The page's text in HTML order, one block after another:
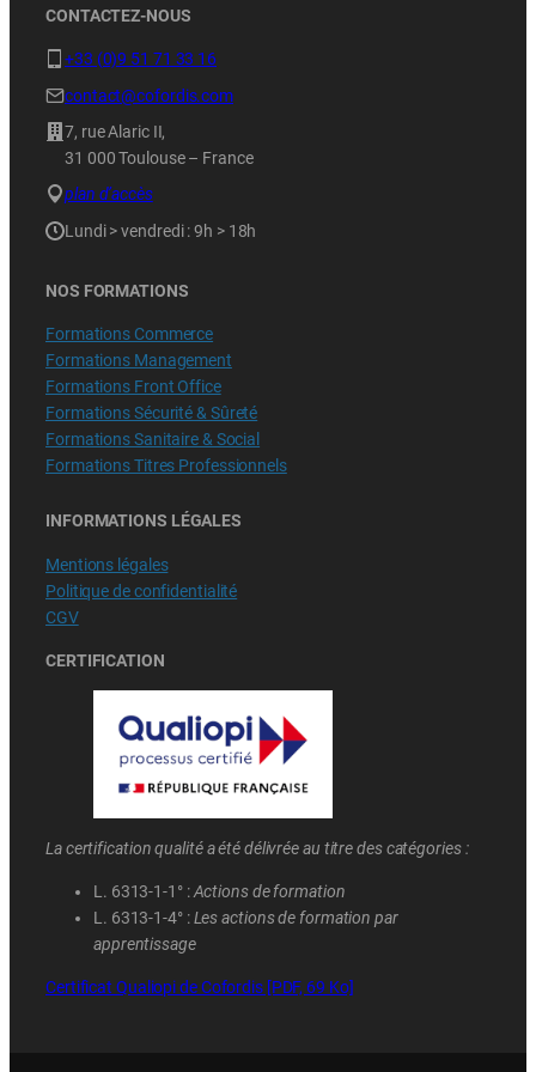
CONTACTEZ-NOUS
+33 (0)9 51 71 33 16
contact@cofordis.com
7, rue Alaric II,
31 000 Toulouse – France
plan d’accès
Lundi > vendredi : 9h > 18h
NOS FORMATIONS
Formations Commerce
Formations Management
Formations Front Office
Formations Sécurité & Sûreté
Formations Sanitaire & Social
Formations Titres Professionnels
INFORMATIONS LÉGALES
Mentions légales
Politique de confidentialité
CGV
CERTIFICATION
La certification qualité a été délivrée au titre des catégories :
L. 6313-1-1° :Actions de formation
L. 6313-1-4° :Les actions de formation par
apprentissage
Certificat Qualiopi de Cofordis [PDF, 69 Ko]